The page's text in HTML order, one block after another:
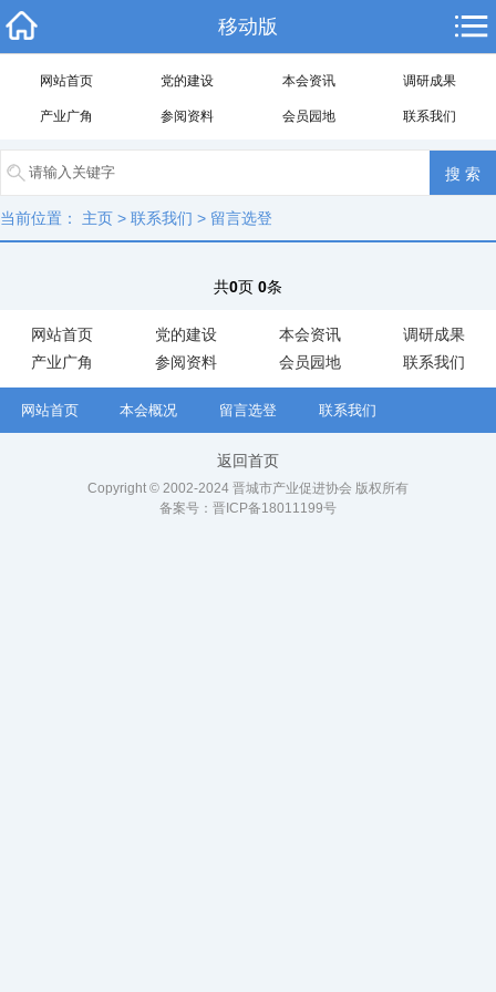
移动版
网站首页 党的建设 本会资讯 调研成果
产业广角 参阅资料 会员园地 联系我们
当前位置： 主页 > 联系我们 > 留言选登
共0页 0条
网站首页 党的建设 本会资讯
调研成果
产业广角
参阅资料 会员园地 联系我们
网站首页 本会概况 留言选登 联系我们
返回首页
Copyright © 2002-2024 晋城市产业促进协会 版权所有
备案号： 晋ICP备18011199号